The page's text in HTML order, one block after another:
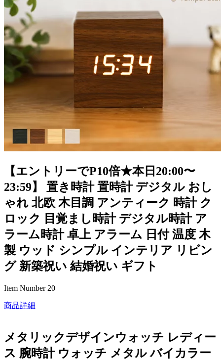
【エントリーでP10倍★本日20:00〜
23:59】 置き時計 置時計 デジタル おし
ゃれ 北欧 木目調 アンティーク 時計 ク
ロック 目覚まし時計 デジタル時計 ア
ラーム時計 卓上 アラーム 日付 温度 木
製 ウッド シンプル インテリア リビン
グ 新築祝い 結婚祝い ギフト
Item Number 20
商品詳細
メタリックデザインウォッチ レディー
ス 腕時計 ウォッチ メタル バイカラー